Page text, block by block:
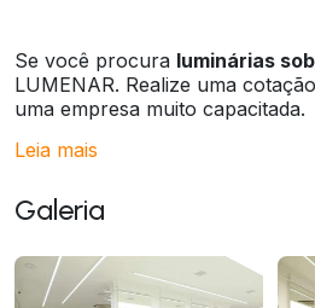
Se você procura luminárias
LUMENAR. Realize uma
uma empresa muito capacitada.
Leia mais
Galeria